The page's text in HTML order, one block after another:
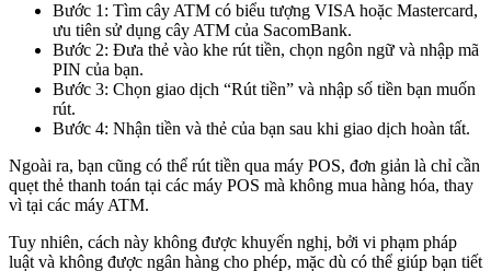
Bước 1: Tìm cây ATM có biểu tượng VISA hoặc Mastercard,
ưu tiên sử dụng cây ATM của SacomBank.
Bước 2: Đưa thẻ vào khe rút tiền, chọn ngôn ngữ và nhập mã
PIN của bạn.
Bước 3: Chọn giao dịch “Rút tiền” và nhập số tiền bạn muốn
rút.
Bước 4: Nhận tiền và thẻ của bạn sau khi giao dịch hoàn tất.
Ngoài ra, bạn cũng có thể rút tiền qua máy POS, đơn giản là chỉ cần
quẹt thẻ thanh toán tại các máy POS mà không mua hàng hóa, thay
vì tại các máy ATM.
Tuy nhiên, cách này không được khuyến nghị, bởi vi phạm pháp
luật và không được ngân hàng cho phép, mặc dù có thể giúp bạn tiết